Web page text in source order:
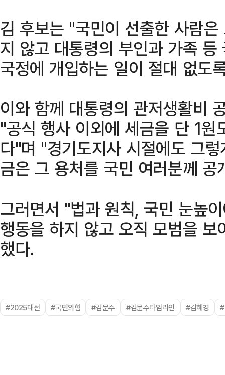
김 후보는 "국민이 선출한 사람
지 않고 대통령의 부인과 가족
국정에 개입하는 일이 절대 없도
이와 함께 대통령의 관저생활비
"공식 행사 이외에 세금을 단 1
다"며 "경기도지사 시절에도 그
금은 그 용처를 국민 여러분께 공
그러면서 "법과 원칙, 국민 눈높
행동을 하지 않고 오직 모범을
했다.
#2025대선 #국민의힘 #김문수 #김문수타임라인 #김혜경